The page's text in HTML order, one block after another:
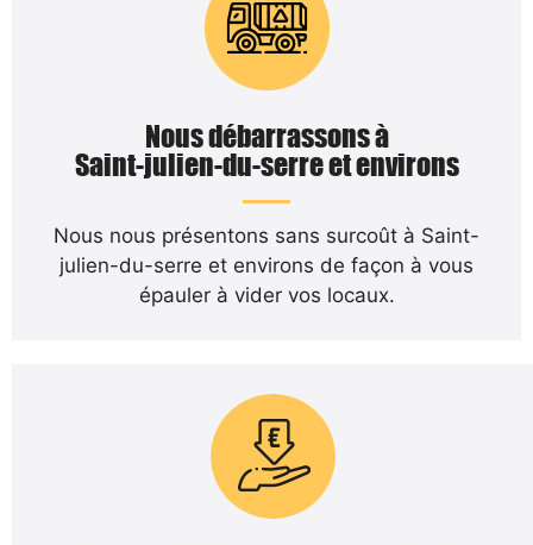
Nous débarrassons à
Saint-julien-du-serre et environs
Nous nous présentons sans surcoût à Saint-
julien-du-serre et environs de façon à vous
épauler à vider vos locaux.